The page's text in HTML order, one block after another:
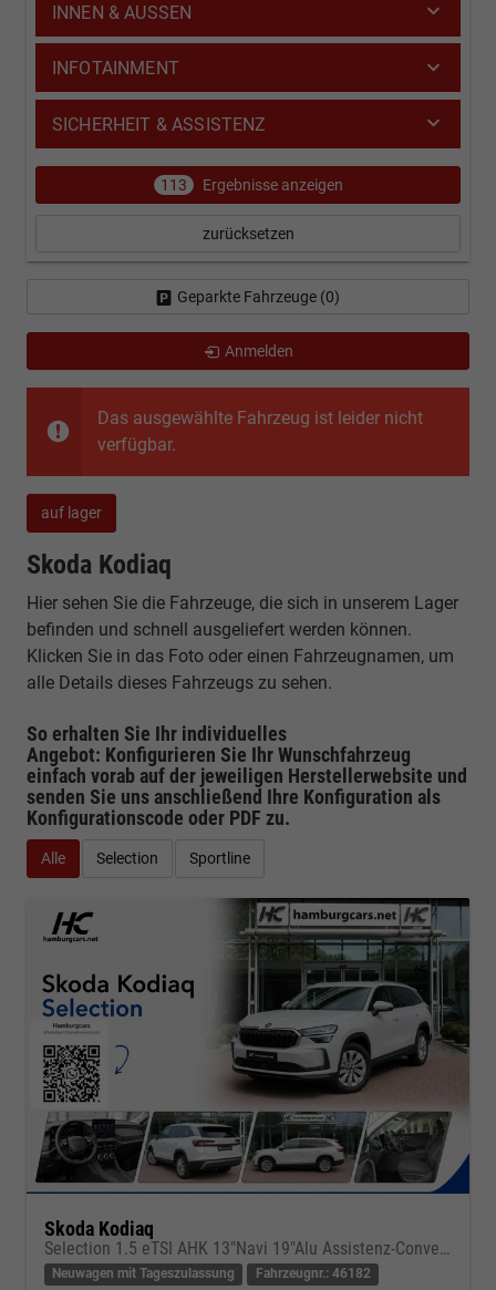
Das ausgewählte Fahrzeug ist leider nicht
verfügbar.
auf lager
Skoda Kodiaq
Hier sehen Sie die Fahrzeuge, die sich in unserem Lager
befinden und schnell ausgeliefert werden können.
Klicken Sie in das Foto oder einen Fahrzeugnamen, um
alle Details dieses Fahrzeugs zu sehen.
So erhalten Sie Ihr individuelles
Angebot: Konfigurieren Sie Ihr Wunschfahrzeug
einfach vorab auf der jeweiligen Herstellerwebsite und
senden Sie uns anschließend Ihre Konfiguration als
Konfigurationscode oder PDF zu.
Alle Selection Sportline
Skoda Kodiaq
Selection 1.5 eTSI AHK 13"Navi 19"Alu Assistenz-Convenience-WinterP
Neuwagen mit Tageszulassung Fahrzeugnr.: 46182
INNEN & AUSSEN
INFOTAINMENT
SICHERHEIT & ASSISTENZ
113 Ergebnisse anzeigen
zurücksetzen
Geparkte Fahrzeuge (0)
Anmelden